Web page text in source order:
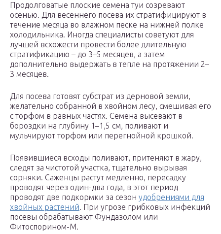
Продолговатые плоские семена туи созревают
осенью. Для весеннего посева их стратифицируют в
течение месяца во влажном песке на нижней полке
холодильника. Иногда специалисты советуют для
лучшей всхожести провести более длительную
стратификацию – до 3–5 месяцев, а затем
дополнительно выдержать в тепле на протяжении 2–
3 месяцев.
Для посева готовят субстрат из дерновой земли,
желательно собранной в хвойном лесу, смешивая его
с торфом в равных частях. Семена высевают в
бороздки на глубину 1–1,5 см, поливают и
мульчируют торфом или перегнойной крошкой.
Появившиеся всходы поливают, притеняют в жару,
следят за чистотой участка, тщательно вырывая
сорняки. Саженцы растут медленно, пересадку
проводят через один-два года, в этот период
проводят две подкормки за сезон удобрениями для
хвойных растений. При угрозе грибковых инфекций
посевы обрабатывают Фундазолом или
Фитоспорином-М.